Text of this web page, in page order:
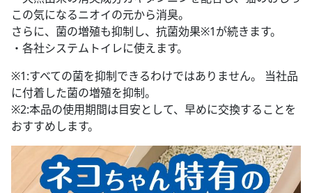
この気になるニオイの元から消臭。
さらに、菌の増殖も抑制し、抗菌効果※1が続きます。
・各社システムトイレに使えます。
※1:すべての菌を抑制できるわけではありません。 当社品
に付着した菌の増殖を抑制。
※2:本品の使用期間は目安として、早めに交換することを
おすすめします。